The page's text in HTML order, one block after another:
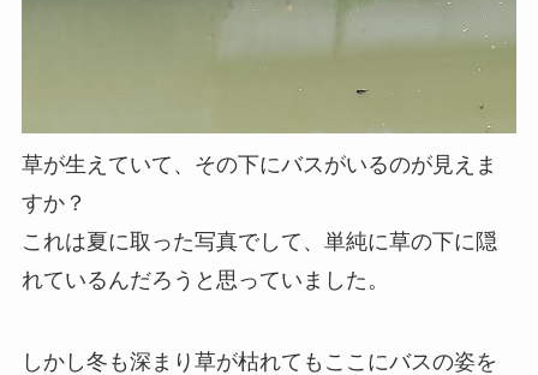
草が生えていて、その下にバスがいるのが見えま
すか？
これは夏に取った写真でして、単純に草の下に隠
れているんだろうと思っていました。
しかし冬も深まり草が枯れてもここにバスの姿を